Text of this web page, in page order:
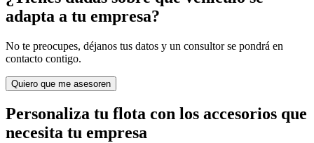
adapta a tu empresa?
No te preocupes, déjanos tus datos y un consultor se pondrá en
contacto contigo.
Quiero que me asesoren
Personaliza tu flota con los accesorios que
necesita tu empresa